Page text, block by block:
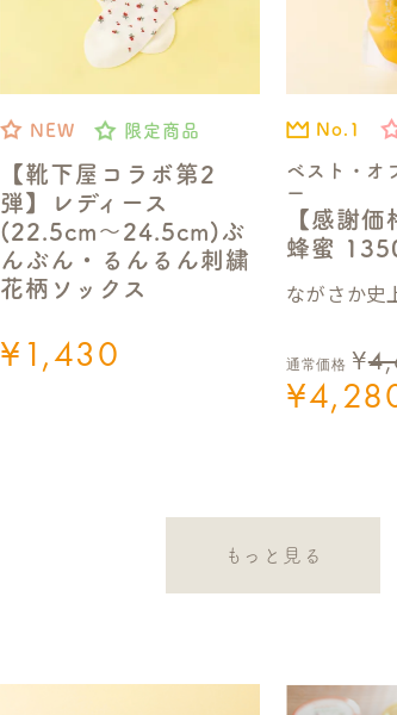
NEW 限定商品
【靴下屋コラボ第2
弾】レディース
(22.5cm～24.5cm)ぶ
んぶん・るんるん刺繍
花柄ソックス
¥1,430
No.1
ベスト・オ
ー
【感謝
蜂蜜
ながさか史
通常価格 ¥
¥
もっと見る